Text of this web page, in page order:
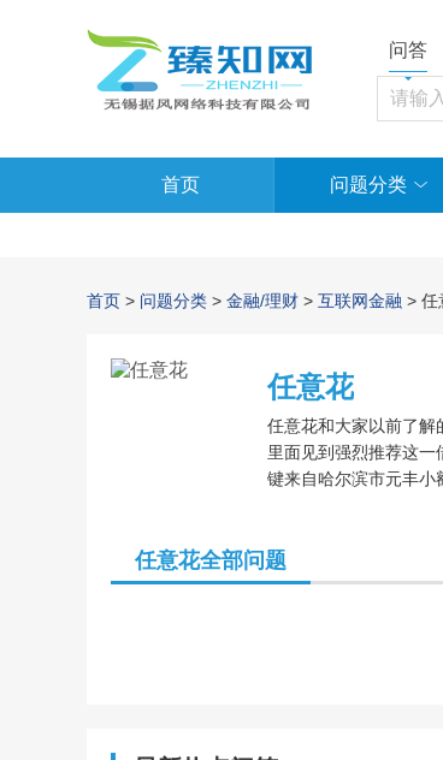
问答
首页 问题分类
首页 > 问题分类 > 金融/理财 > 互联网金融 > 任
任意花
任意花和大家以前了解
里面见到强烈推荐这
键来自哈尔滨市元丰小
任意花全部问题